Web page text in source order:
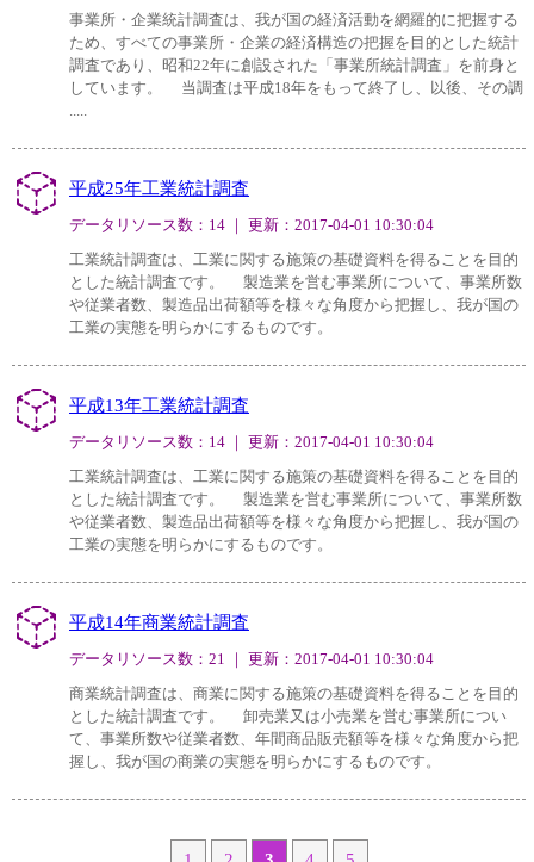
事業所・企業統計調査は、我が国の経済活動を網羅的に把握する
ため、すべての事業所・企業の経済構造の把握を目的とした統計
調査であり、昭和22年に創設された「事業所統計調査」を前身と
しています。 当調査は平成18年をもって終了し、以後、その調
.....
平成25年工業統計調査
データリソース数：14 ｜ 更新：2017-04-01 10:30:04
工業統計調査は、工業に関する施策の基礎資料を得ることを目的
とした統計調査です。 製造業を営む事業所について、事業所数
や従業者数、製造品出荷額等を様々な角度から把握し、我が国の
工業の実態を明らかにするものです。
平成13年工業統計調査
データリソース数：14 ｜ 更新：2017-04-01 10:30:04
工業統計調査は、工業に関する施策の基礎資料を得ることを目的
とした統計調査です。 製造業を営む事業所について、事業所数
や従業者数、製造品出荷額等を様々な角度から把握し、我が国の
工業の実態を明らかにするものです。
平成14年商業統計調査
データリソース数：21 ｜ 更新：2017-04-01 10:30:04
商業統計調査は、商業に関する施策の基礎資料を得ることを目的
とした統計調査です。 卸売業又は小売業を営む事業所につい
て、事業所数や従業者数、年間商品販売額等を様々な角度から把
握し、我が国の商業の実態を明らかにするものです。